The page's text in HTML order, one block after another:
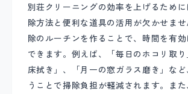
別荘クリーニングの効率を上げるため
除方法と便利な道具の活用が欠かせま
除のルーチンを作ることで、時間を有
できます。例えば、「毎日のホコリ取
床拭き」、「月一の窓ガラス磨き」な
うことで掃除負担が軽減されます。ま